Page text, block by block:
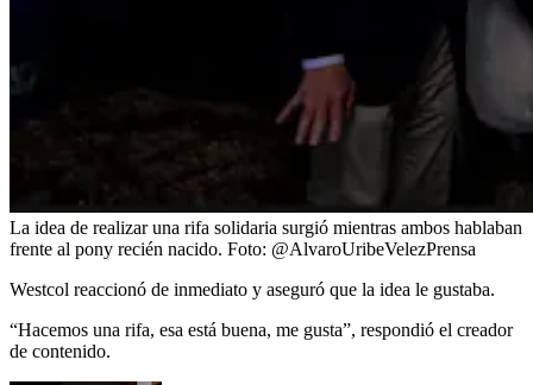
La idea de realizar una rifa solidaria surgió mientras ambos hablaban
frente al pony recién nacido. Foto: @AlvaroUribeVelezPrensa
Westcol reaccionó de inmediato y aseguró que la idea le gustaba.
“Hacemos una rifa, esa está buena, me gusta”, respondió el creador
de contenido.